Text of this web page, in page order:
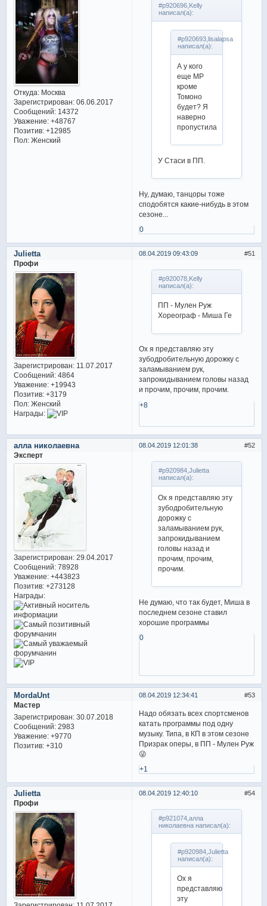
Откуда:Москва
Зарегистрирован: 06.06.2017
Сообщений:14372
Уважение: +48767
Позитив: +12985
Пол:Женский
#p920696,Kelly
написал(а):
#p920693,lisalapsa
написал(а):
А у кого
еще МР
кроме
Томоно
будет? Я
наверно
пропустила
У Стаси в ПП.
Ну, думаю, танцоры тоже
сподобятся какие-нибудь в этом
сезоне...
0
51
08.04.2019 09:43:09
Julietta
Профи
Зарегистрирован: 11.07.2017
Сообщений:4864
Уважение: +19943
Позитив: +3179
Пол:Женский
Награды:
#p920078,Kelly
написал(а):
ПП - Мулен Руж
Хореограф - Миша Ге
Ох я представляю эту
зубодробительную дорожку с
заламыванием рук,
запрокидыванием головы назад
и прочим, прочим, прочим.
+8
52
08.04.2019 12:01:38
алла николаевна
Эксперт
Зарегистрирован: 29.04.2017
Сообщений:78928
Уважение: +443823
Позитив: +273128
Награды:
#p920984,Julietta
написал(а):
Ох я представляю эту
зубодробительную
дорожку с
заламыванием рук,
запрокидыванием
головы назад и
прочим, прочим,
прочим.
Не думаю, что так будет, Миша в
последнем сезоне ставил
хорошие программы
0
53
08.04.2019 12:34:41
MordaUnt
Мастер
Зарегистрирован: 30.07.2018
Сообщений:2983
Уважение: +9770
Позитив: +310
Надо обязать всех спортсменов
катать программы под одну
музыку. Типа, в КП в этом сезоне
Призрак оперы, в ПП - Мулен Руж
😜
+1
54
08.04.2019 12:40:10
Julietta
Профи
#p921074,алла
николаевна написал(а):
#p920984,Julietta
написал(а):
Ох я
представляю
эту